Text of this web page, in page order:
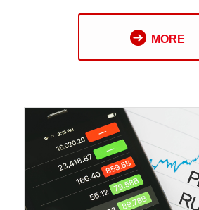
知道... 有高達 9 成的塑橡膠
營內容行銷，而錯失更多與
MORE